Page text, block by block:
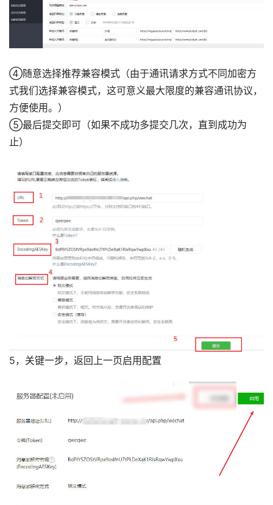
④随意选择推荐兼容模式（由于通讯请求方式不同加密方
式我们选择兼容模式，这可意义最大限度的兼容通讯协议，
方便使用。）
⑤最后提交即可（如果不成功多提交几次，直到成功为
止）
5，关键一步，返回上一页启用配置